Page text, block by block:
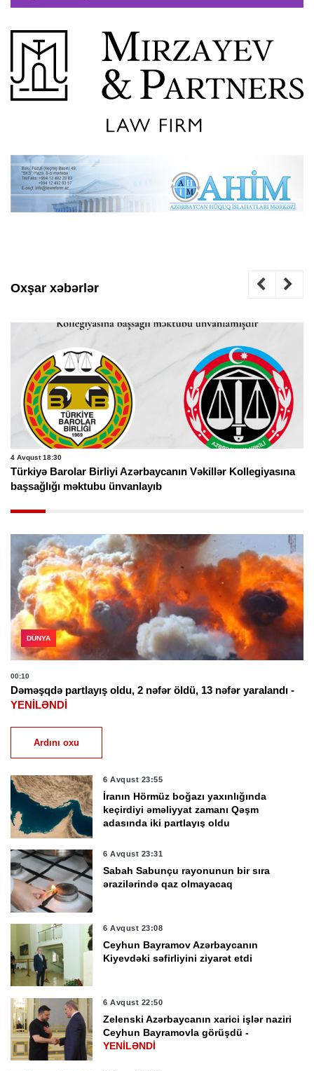
Oxşar xəbərlər
2 Avqust 14:48
Azərbaycanın hüquq ictimaiyyətinə və vəkilliyinə ağır
verib
DÜNYA
00:10
Dəməşqdə partlayış oldu, 2 nəfər öldü, 13 nəfər yaralandı -
YENİLƏNDİ
Ardını oxu
6 Avqust 23:55
İranın Hörmüz boğazı yaxınlığında
keçirdiyi əməliyyat zamanı Qəşm
adasında iki partlayış oldu
6 Avqust 23:31
Sabah Sabunçu rayonunun bir sıra
ərazilərində qaz olmayacaq
6 Avqust 23:08
Ceyhun Bayramov Azərbaycanın
Kiyevdəki səfirliyini ziyarət etdi
6 Avqust 22:50
Zelenski Azərbaycanın xarici işlər naziri
Ceyhun Bayramovla görüşdü -
YENİLƏNDİ